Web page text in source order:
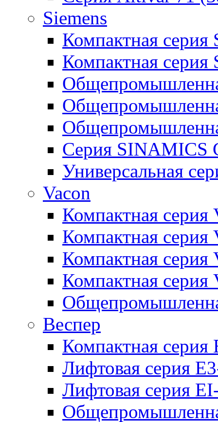
Siemens
Компактная
Компактная
Серия SINAMICS
Универсальная
Vacon
Компактная серия
Компактная серия
Компактная
Компактная серия
Веспер
Компактная серия
Лифтовая серия
Лифтовая серия